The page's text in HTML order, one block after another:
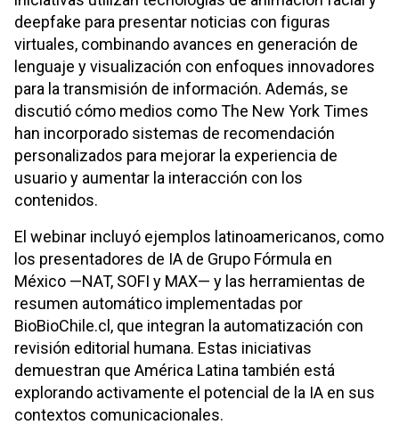
deepfake para presentar noticias con figuras
virtuales, combinando avances en generación de
lenguaje y visualización con enfoques innovadores
para la transmisión de información. Además, se
discutió cómo medios como The New York Times
han incorporado sistemas de recomendación
personalizados para mejorar la experiencia de
usuario y aumentar la interacción con los
contenidos.
El webinar incluyó ejemplos latinoamericanos, como
los presentadores de IA de Grupo Fórmula en
México —NAT, SOFI y MAX— y las herramientas de
resumen automático implementadas por
BioBioChile.cl, que integran la automatización con
revisión editorial humana. Estas iniciativas
demuestran que América Latina también está
explorando activamente el potencial de la IA en sus
contextos comunicacionales.